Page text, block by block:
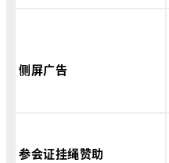
侧屏广告
参会证挂绳赞助